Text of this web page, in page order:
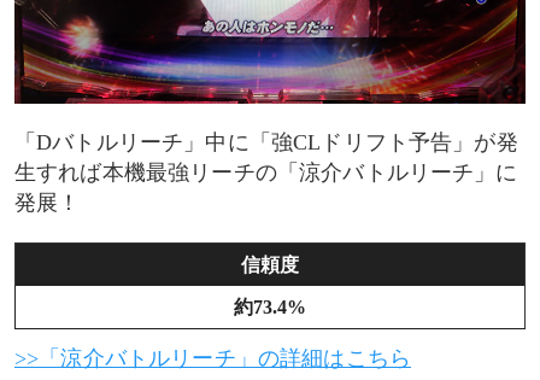
「Dバトルリーチ」中に「強CLドリフト予告」が発
生すれば本機最強リーチの「涼介バトルリーチ」に
発展！
信頼度
約73.4%
>>「涼介バトルリーチ」の詳細はこちら